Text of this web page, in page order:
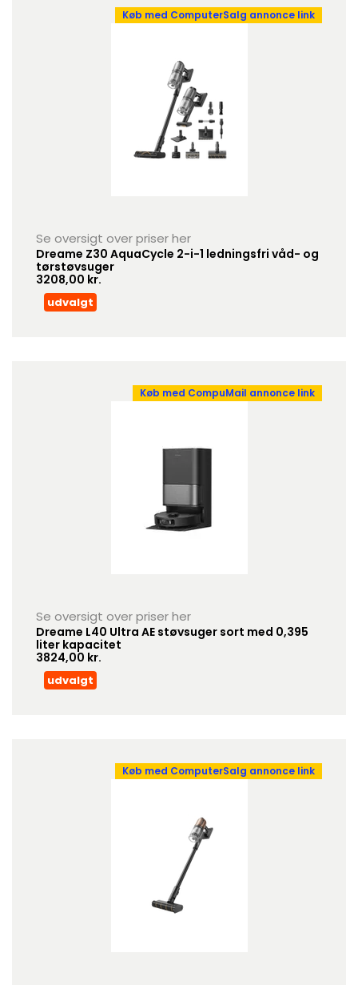
Køb med ComputerSalg annonce link
Se oversigt over priser her
Dreame Z30 AquaCycle 2-i-1 ledningsfri våd- og
tørstøvsuger
3208,00 kr.
udvalgt
Køb med CompuMail annonce link
Se oversigt over priser her
Dreame L40 Ultra AE støvsuger sort med 0,395
liter kapacitet
3824,00 kr.
udvalgt
Køb med ComputerSalg annonce link